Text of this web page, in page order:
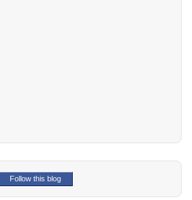
Follow this blog